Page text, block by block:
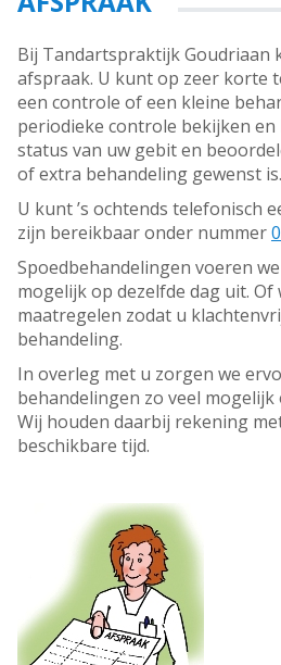
Bij Tandartspraktijk Goudriaan
afspraak. U kunt op zeer korte
een controle of een kleine
periodieke controle bekijken en
status van uw gebit en
of extra behandeling gewenst is.
U kunt ’s ochtends telefonisch
zijn bereikbaar onder nummer
Spoedbehandelingen voeren
mogelijk op dezelfde dag uit. Of
maatregelen zodat u
behandeling.
In overleg met u zorgen we
behandelingen zo veel
Wij houden daarbij rekening
beschikbare tijd.